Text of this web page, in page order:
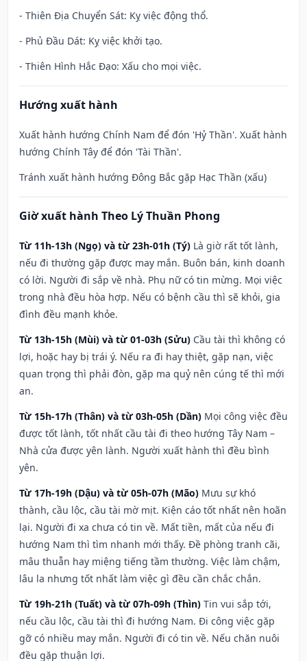
- Thiên Địa Chuyển Sát: Kỵ việc động thổ.
- Phủ Đầu Dát: Kỵ việc khởi tạo.
- Thiên Hình Hắc Đạo: Xấu cho mọi việc.
Hướng xuất hành
Xuất hành hướng Chính Nam để đón 'Hỷ Thần'. Xuất hành
hướng Chính Tây để đón 'Tài Thần'.
Tránh xuất hành hướng Đông Bắc gặp Hạc Thần (xấu)
Giờ xuất hành Theo Lý Thuần Phong
Từ 11h-13h (Ngọ) và từ 23h-01h (Tý) Là giờ rất tốt lành,
nếu đi thường gặp được may mắn. Buôn bán, kinh doanh
có lời. Người đi sắp về nhà. Phụ nữ có tin mừng. Mọi việc
trong nhà đều hòa hợp. Nếu có bệnh cầu thì sẽ khỏi, gia
đình đều mạnh khỏe.
Từ 13h-15h (Mùi) và từ 01-03h (Sửu) Cầu tài thì không có
lợi, hoặc hay bị trái ý. Nếu ra đi hay thiệt, gặp nạn, việc
quan trọng thì phải đòn, gặp ma quỷ nên cúng tế thì mới
an.
Từ 15h-17h (Thân) và từ 03h-05h (Dần) Mọi công việc đều
được tốt lành, tốt nhất cầu tài đi theo hướng Tây Nam –
Nhà cửa được yên lành. Người xuất hành thì đều bình
yên.
Từ 17h-19h (Dậu) và từ 05h-07h (Mão) Mưu sự khó
thành, cầu lộc, cầu tài mờ mịt. Kiện cáo tốt nhất nên hoãn
lại. Người đi xa chưa có tin về. Mất tiền, mất của nếu đi
hướng Nam thì tìm nhanh mới thấy. Đề phòng tranh cãi,
mâu thuẫn hay miệng tiếng tầm thường. Việc làm chậm,
lâu la nhưng tốt nhất làm việc gì đều cần chắc chắn.
Từ 19h-21h (Tuất) và từ 07h-09h (Thìn) Tin vui sắp tới,
nếu cầu lộc, cầu tài thì đi hướng Nam. Đi công việc gặp
gỡ có nhiều may mắn. Người đi có tin về. Nếu chăn nuôi
đều gặp thuận lợi.